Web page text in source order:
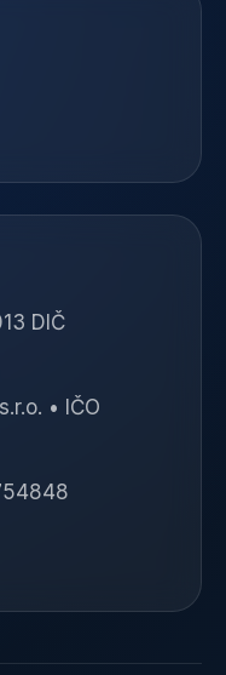
DIČ
• IČO